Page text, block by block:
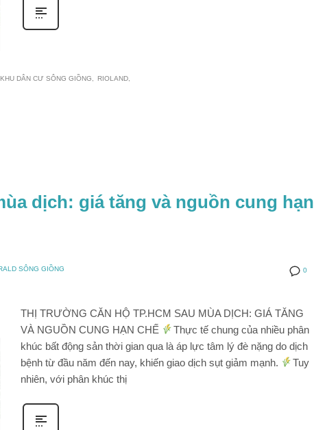
KHU DÂN CƯ SÔNG GIỒNG RIOLAND
dịch: giá tăng và nguồn cung hạn
0
SÔNG GIỒNG
THỊ TRƯỜNG CĂN HỘ TP.HCM SAU MÙA DỊCH: GIÁ TĂNG
VÀ NGUỒN CUNG HẠN CHẾ
Thực tế chung của nhiều phân
khúc bất động sản thời gian qua là áp lực tâm lý đè nặng do dịch
bệnh từ đầu năm đến nay, khiến giao dịch sụt giảm mạnh.
Tuy
nhiên, với phân khúc thị